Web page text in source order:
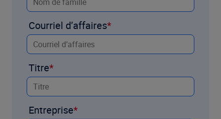
Courriel d’affaires
Titre
Entreprise